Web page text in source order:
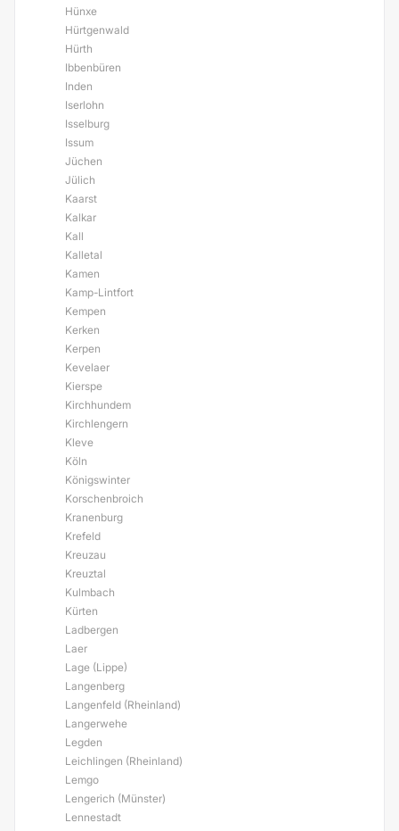
Hünxe
Hürtgenwald
Hürth
Ibbenbüren
Inden
Iserlohn
Isselburg
Issum
Jüchen
Jülich
Kaarst
Kalkar
Kall
Kalletal
Kamen
Kamp-Lintfort
Kempen
Kerken
Kerpen
Kevelaer
Kierspe
Kirchhundem
Kirchlengern
Kleve
Köln
Königswinter
Korschenbroich
Kranenburg
Krefeld
Kreuzau
Kreuztal
Kulmbach
Kürten
Ladbergen
Laer
Lage (Lippe)
Langenberg
Langenfeld (Rheinland)
Langerwehe
Legden
Leichlingen (Rheinland)
Lemgo
Lengerich (Münster)
Lennestadt